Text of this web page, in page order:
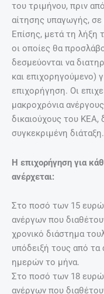
του τριμήνου, πριν
αίτησης υπαγωγής,
Επίσης, μετά τη λήξη
οι οποίες θα
δεσμεύονται να
και επιχορηγούμενο)
επιχορήγηση. Οι
μακροχρόνια
δικαιούχους του ΚΕΑ,
συγκεκριμένη διάταξη.
Η επιχορήγηση για
ανέρχεται:
Στο ποσό των 15
ανέργων που
χρονικό διάστημα
υπόδειξή τους από
ημερών το μήνα.
Στο ποσό των 18
ανέργων που